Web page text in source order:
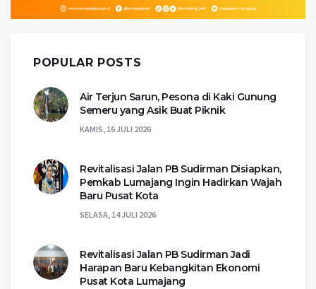
POPULAR POSTS
Air Terjun Sarun, Pesona di Kaki Gunung
Semeru yang Asik Buat Piknik
KAMIS, 16 JULI 2026
Revitalisasi Jalan PB Sudirman Disiapkan,
Pemkab Lumajang Ingin Hadirkan Wajah
Baru Pusat Kota
SELASA, 14 JULI 2026
Revitalisasi Jalan PB Sudirman Jadi
Harapan Baru Kebangkitan Ekonomi
Pusat Kota Lumajang